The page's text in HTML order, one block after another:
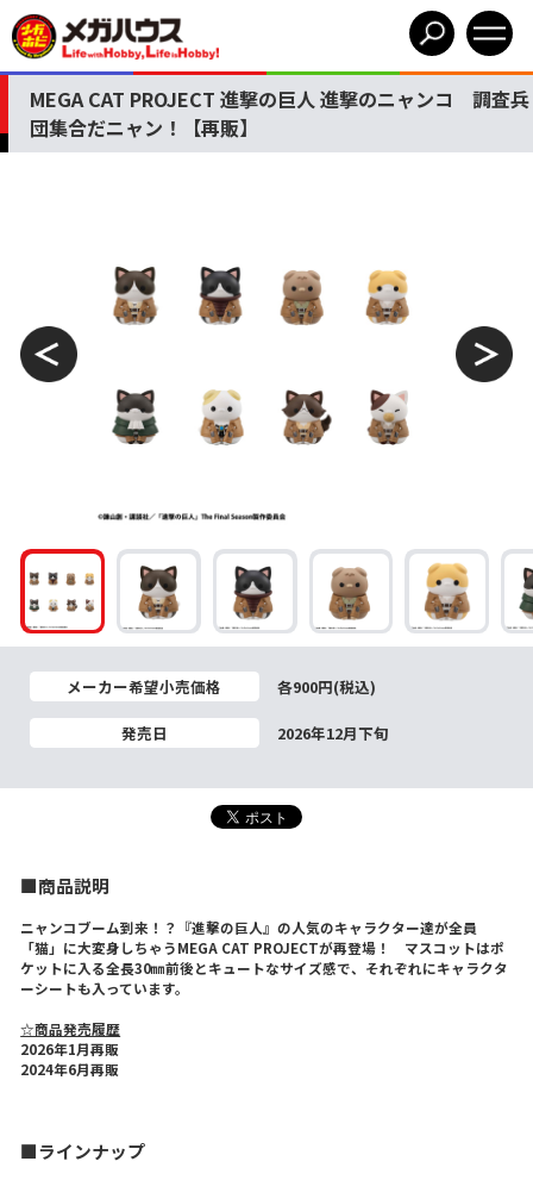
MEGA CAT PROJECT 進撃の巨人 進撃のニャンコ 調査兵
団集合だニャン！【再販】
メーカー希望小売価格 各900円(税込)
発売日 2026年12月下旬
■商品説明
ニャンコブーム到来！？『進撃の巨人』の人気のキャラクター達が全員
「猫」に大変身しちゃうMEGA CAT PROJECTが再登場！ マスコットはポ
ケットに入る全長30㎜前後とキュートなサイズ感で、それぞれにキャラクタ
ーシートも入っています。
☆商品発売履歴
2026年1月再販
2024年6月再販
■ラインナップ